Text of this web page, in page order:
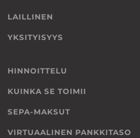
LAILLINEN
YKSITYISYYS
HINNOITTELU
KUINKA SE TOIMII
SEPA-MAKSUT
VIRTUAALINEN PANKKITASO